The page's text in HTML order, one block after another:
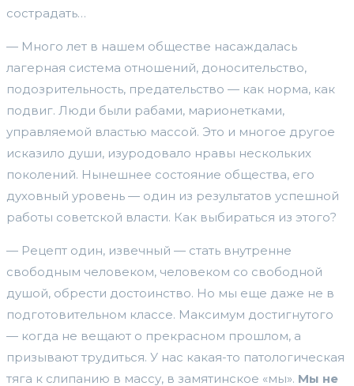
сострадать…
— Много лет в нашем обществе насаждалась
лагерная система отношений, доносительство,
подозрительность, предательство — как норма, как
подвиг. Люди были рабами, марионетками,
управляемой властью массой. Это и многое другое
исказило души, изуродовало нравы нескольких
поколений. Нынешнее состояние общества, его
духовный уровень — один из результатов успешной
работы советской власти. Как выбираться из этого?
— Рецепт один, извечный — стать внутренне
свободным человеком, человеком со свободной
душой, обрести достоинство. Но мы еще даже не в
подготовительном классе. Максимум достигнутого
— когда не вещают о прекрасном прошлом, а
призывают трудиться. У нас какая-то патологическая
тяга к слипанию в массу, в замятинское «мы». Мы не